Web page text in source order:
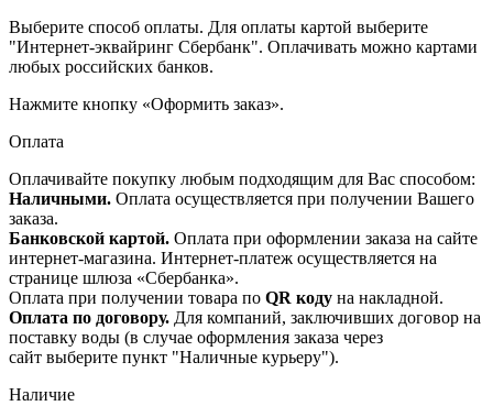
Выберите способ оплаты. Для оплаты картой выберите
"Интернет-эквайринг Сбербанк". Оплачивать можно картами
любых российских банков.
Нажмите кнопку «Оформить заказ».
Оплата
Оплачивайте покупку любым подходящим для Вас способом:
Наличными. Оплата осуществляется при получении Вашего
заказа.
Банковской картой. Оплата при оформлении заказа на сайте
интернет-магазина. Интернет-платеж осуществляется на
странице шлюза «Сбербанка».
Оплата при получении товара по QR коду на накладной.
Оплата по договору. Для компаний, заключивших договор на
поставку воды (в случае оформления заказа через
сайт выберите пункт "Наличные курьеру").
Наличие